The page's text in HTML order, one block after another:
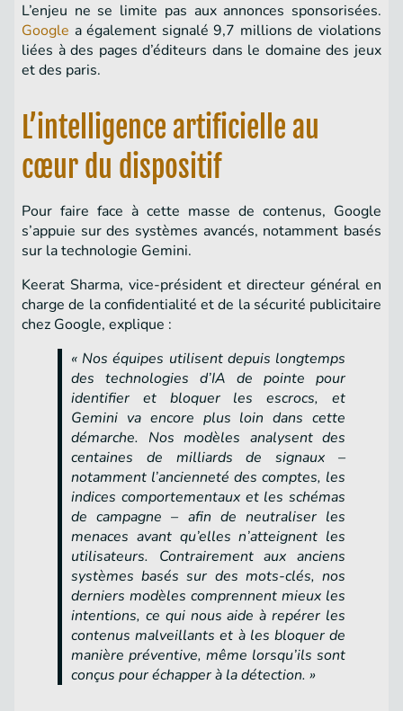
L’enjeu ne se limite pas aux annonces sponsorisées.
Google a également signalé 9,7 millions de violations
liées à des pages d’éditeurs dans le domaine des jeux
et des paris.
L’intelligence artificielle au
cœur du dispositif
Pour faire face à cette masse de contenus, Google
s’appuie sur des systèmes avancés, notamment basés
sur la technologie Gemini.
Keerat Sharma, vice-président et directeur général en
charge de la confidentialité et de la sécurité publicitaire
chez Google, explique :
« Nos équipes utilisent depuis longtemps
des technologies d’IA de pointe pour
identifier et bloquer les escrocs, et
Gemini va encore plus loin dans cette
démarche. Nos modèles analysent des
centaines de milliards de signaux –
notamment l’ancienneté des comptes, les
indices comportementaux et les schémas
de campagne – afin de neutraliser les
menaces avant qu’elles n’atteignent les
utilisateurs. Contrairement aux anciens
systèmes basés sur des mots-clés, nos
derniers modèles comprennent mieux les
intentions, ce qui nous aide à repérer les
contenus malveillants et à les bloquer de
manière préventive, même lorsqu’ils sont
conçus pour échapper à la détection. »